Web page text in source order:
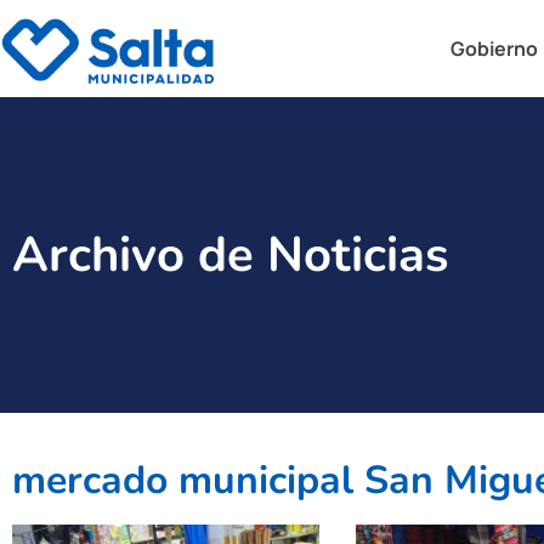
Gobierno
Archivo de Noticias
mercado municipal San